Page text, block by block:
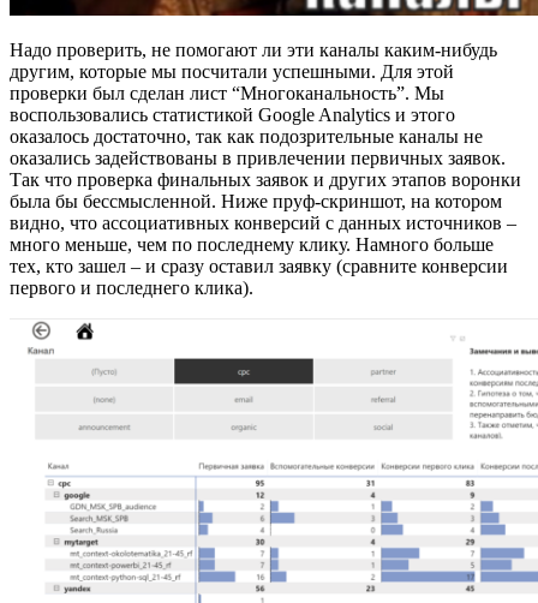
Надо проверить, не помогают ли эти каналы каким-нибудь
другим, которые мы посчитали успешными. Для этой
проверки был сделан лист “Многоканальность”. Мы
воспользовались статистикой Google Analytics и этого
оказалось достаточно, так как подозрительные каналы не
оказались задействованы в привлечении первичных заявок.
Так что проверка финальных заявок и других этапов воронки
была бы бессмысленной. Ниже пруф-скриншот, на котором
видно, что ассоциативных конверсий с данных источников –
много меньше, чем по последнему клику. Намного больше
тех, кто зашел – и сразу оставил заявку (сравните конверсии
первого и последнего клика).